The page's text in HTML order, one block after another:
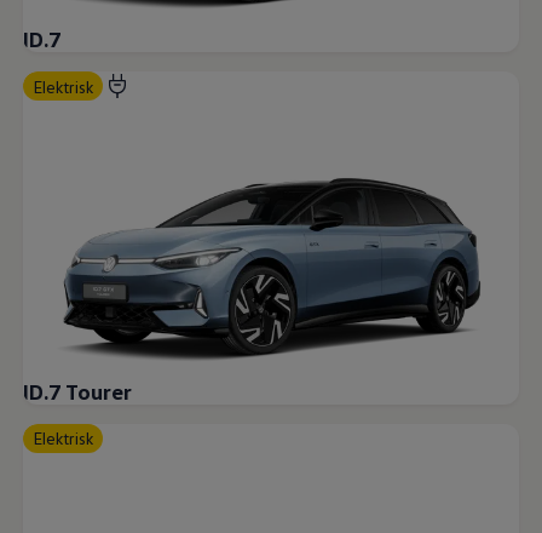
ID.7
Elektrisk
ID.7 Tourer
Elektrisk